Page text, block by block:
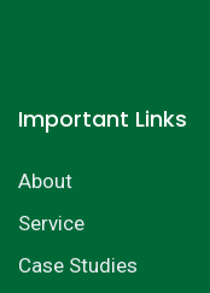
Important Links
About
Service
Case Studies